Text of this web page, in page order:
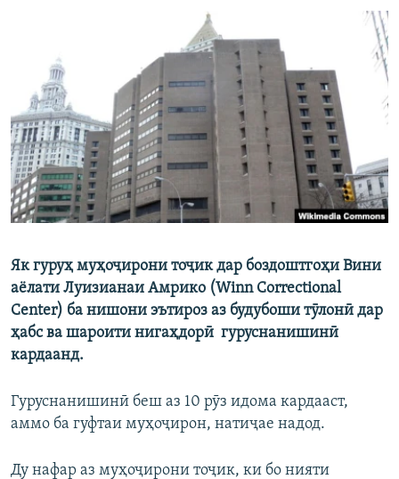
Як гуруҳ муҳоҷирони тоҷик дар боздоштгоҳи Вини
аёлати Луизианаи Амрико (Winn Correctional
Center) ба нишони эътироз аз будубоши тӯлонӣ дар
ҳабс ва шароити нигаҳдорӣ гуруснанишинӣ
кардаанд.
Гуруснанишинӣ беш аз 10 рӯз идома кардааст,
аммо ба гуфтаи муҳоҷирон, натиҷае надод.
Ду нафар аз муҳоҷирони тоҷик, ки бо нияти